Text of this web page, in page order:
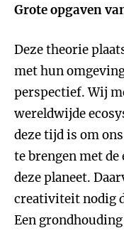
Grote opgaven
Deze theorie
met hun
perspectief. Wij
wereldwijde
deze tijd is om
te brengen met
deze planeet.
creativiteit nodig
Een